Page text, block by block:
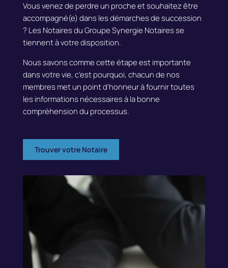
Vous venez de perdre un proche et souhaitez être
accompagné(e) dans les démarches de succession
? Les Notaires du Groupe Synergie Notaires se
tiennent à votre disposition.
Nous savons comme cette étape est importante
dans votre vie, c’est pourquoi, chacun de nos
membres met un point d’honneur àfournir toutes
les informations nécessaires à la bonne
compréhension du processus.
Trouver votre Notaire